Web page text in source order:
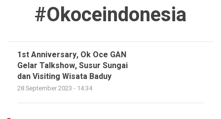
#okoceindonesia
1st Anniversary, Ok Oce GAN
Gelar Talkshow, Susur Sungai
dan Visiting Wisata Baduy
28 September 2023 - 14:34